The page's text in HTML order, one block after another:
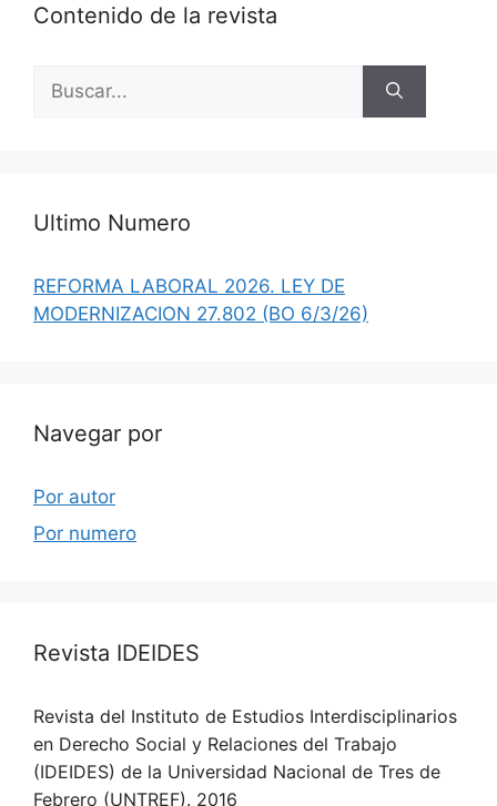
Contenido de la revista
Ultimo Numero
REFORMA LABORAL 2026. LEY DE
MODERNIZACION 27.802 (BO 6/3/26)
Navegar por
Por autor
Por numero
Revista IDEIDES
Revista del Instituto de Estudios Interdisciplinarios
en Derecho Social y Relaciones del Trabajo
(IDEIDES) de la Universidad Nacional de Tres de
Febrero (UNTREF). 2016